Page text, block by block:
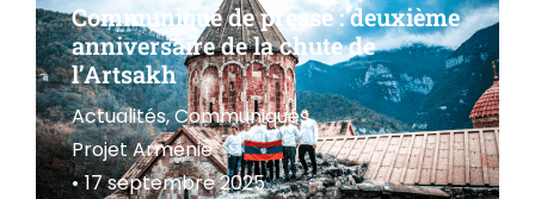
Communiqué de presse : deuxième
anniversaire de la chute de
l’Artsakh
Actualités,Communiqués,
Projet Arménie
17 septembre 2025